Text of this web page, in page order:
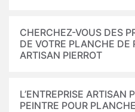
CHERCHEZ-VOUS DES
DE VOTRE PLANCHE DE
ARTISAN PIERROT
L’ENTREPRISE ARTISAN
PEINTRE POUR